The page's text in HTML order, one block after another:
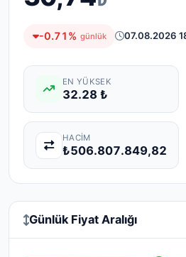
-0.71% günlük 07.08.2026
EN YÜKSEK
32.28 ₺
HACIM
₺506.807.849,82
Günlük Fiyat Aralığı